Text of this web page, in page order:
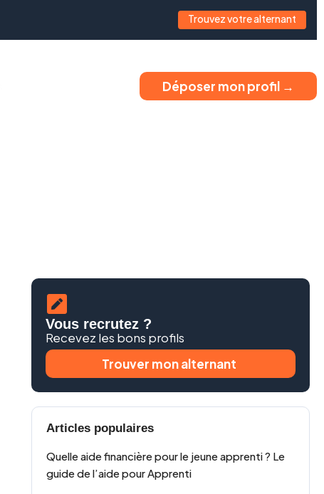
Trouvez votre alternant
Déposer mon profil →
Vous recrutez ?
Recevez les bons profils
Trouver mon alternant
Articles populaires
Quelle aide financière pour le jeune apprenti ? Le
guide de l’aide pour Apprenti